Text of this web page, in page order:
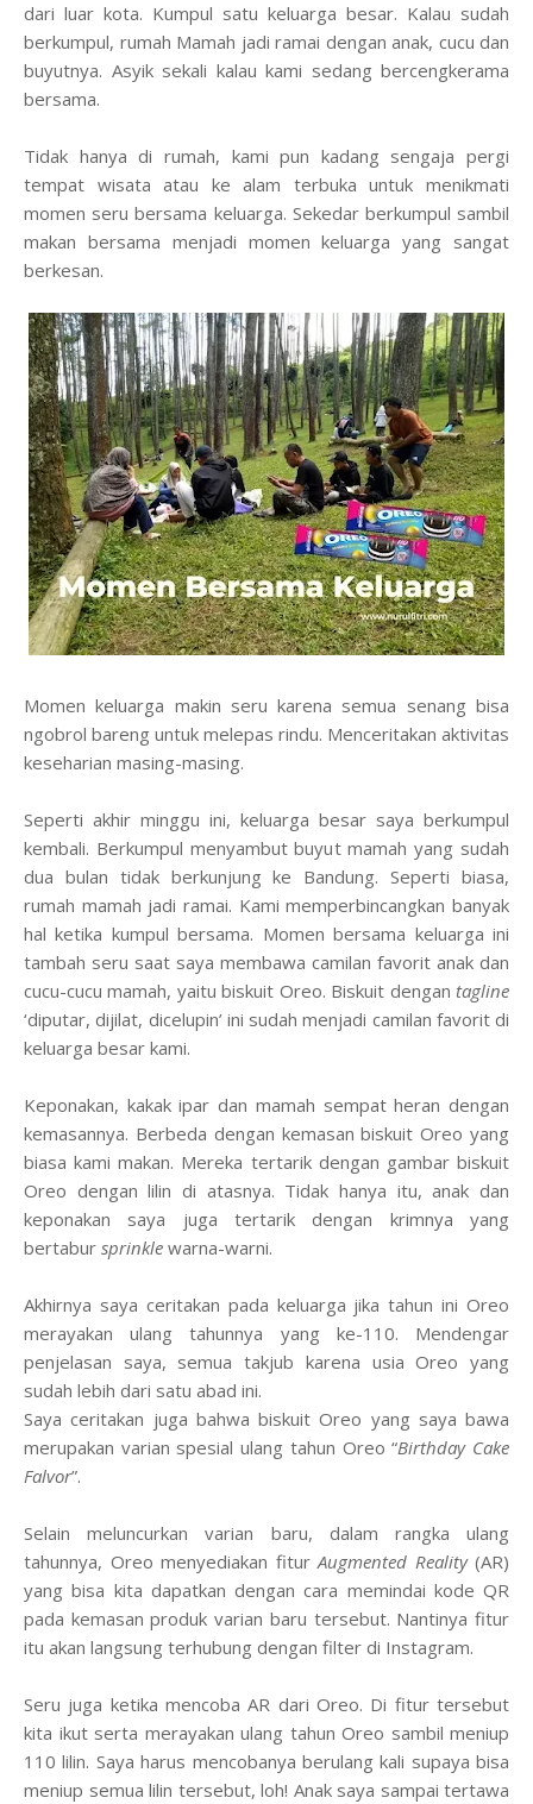
dari luar kota. Kumpul satu keluarga besar. Kalau sudah
berkumpul, rumah Mamah jadi ramai dengan anak, cucu dan
buyutnya. Asyik sekali kalau kami sedang bercengkerama
bersama.
Tidak hanya di rumah, kami pun kadang sengaja pergi
tempat wisata atau ke alam terbuka untuk menikmati
momen seru bersama keluarga. Sekedar berkumpul sambil
makan bersama menjadi momen keluarga yang sangat
berkesan.
Momen keluarga makin seru karena semua senang bisa
ngobrol bareng untuk melepas rindu. Menceritakan aktivitas
keseharian masing-masing.
Seperti akhir minggu ini, keluarga besar saya berkumpul
kembali. Berkumpul menyambut buyut mamah yang sudah
dua bulan tidak berkunjung ke Bandung. Seperti biasa,
rumah mamah jadi ramai. Kami memperbincangkan banyak
hal ketika kumpul bersama. Momen bersama keluarga ini
tambah seru saat saya membawa camilan favorit anak dan
cucu-cucu mamah, yaitu biskuit Oreo. Biskuit dengan tagline
‘diputar, dijilat, dicelupin’ ini sudah menjadi camilan favorit di
keluarga besar kami.
Keponakan, kakak ipar dan mamah sempat heran dengan
kemasannya. Berbeda dengan kemasan biskuit Oreo yang
biasa kami makan. Mereka tertarik dengan gambar biskuit
Oreo dengan lilin di atasnya. Tidak hanya itu, anak dan
keponakan saya juga tertarik dengan krimnya yang
bertabur sprinkle warna-warni.
Akhirnya saya ceritakan pada keluarga jika tahun ini Oreo
merayakan ulang tahunnya yang ke-110. Mendengar
penjelasan saya, semua takjub karena usia Oreo yang
sudah lebih dari satu abad ini.
Saya ceritakan juga bahwa biskuit Oreo yang saya bawa
merupakan varian spesial ulang tahun Oreo “Birthday Cake
Falvor”.
Selain meluncurkan varian baru, dalam rangka ulang
tahunnya, Oreo menyediakan fiturAugmented Reality(AR)
yang bisa kita dapatkan dengan cara memindai kode QR
pada kemasan produk varian baru tersebut. Nantinya fitur
itu akan langsung terhubung dengan filter di Instagram.
Seru juga ketika mencoba AR dari Oreo. Di fitur tersebut
kita ikut serta merayakan ulang tahun Oreo sambil meniup
110 lilin. Saya harus mencobanya berulang kali supaya bisa
meniup semua lilin tersebut, loh! Anak saya sampai tertawa